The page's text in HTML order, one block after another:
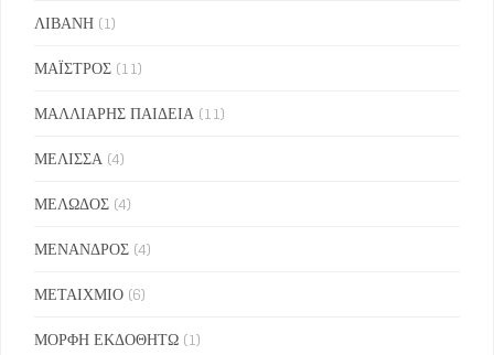
ΛΙΒΑΝΗ (1)
ΜΑΪΣΤΡΟΣ (11)
ΜΑΛΛΙΑΡΗΣ ΠΑΙΔΕΙΑ (11)
ΜΕΛΙΣΣΑ (4)
ΜΕΛΩΔΟΣ (4)
ΜΕΝΑΝΔΡΟΣ (4)
ΜΕΤΑΙΧΜΙΟ (6)
ΜΟΡΦΗ ΕΚΔΟΘΗΤΩ (1)